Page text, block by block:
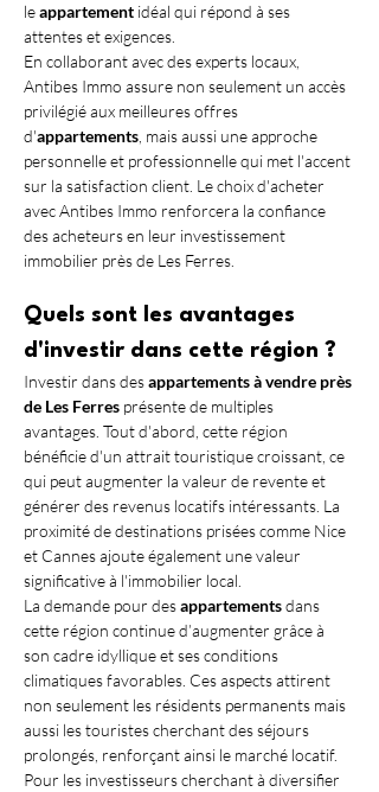
le appartement idéal qui répond à ses
attentes et exigences.
En collaborant avec des experts locaux,
Antibes Immo assure non seulement un accès
privilégié aux meilleures offres
d'appartements , mais aussi une approche
personnelle et professionnelle qui met l'accent
sur la satisfaction client. Le choix d'acheter
avec Antibes Immo renforcera la confiance
des acheteurs en leur investissement
immobilier près de Les Ferres.
Quels sont les avantages
d'investir dans cette région ?
Investir dans des appartements à vendre près
de Les Ferres présente de multiples
avantages. Tout d'abord, cette région
bénéficie d'un attrait touristique croissant, ce
qui peut augmenter la valeur de revente et
générer des revenus locatifs intéressants. La
proximité de destinations prisées comme Nice
et Cannes ajoute également une valeur
significative à l'immobilier local.
La demande pour des appartements dans
cette région continue d’augmenter grâce à
son cadre idyllique et ses conditions
climatiques favorables. Ces aspects attirent
non seulement les résidents permanents mais
aussi les touristes cherchant des séjours
prolongés, renforçant ainsi le marché locatif.
Pour les investisseurs cherchant à diversifier